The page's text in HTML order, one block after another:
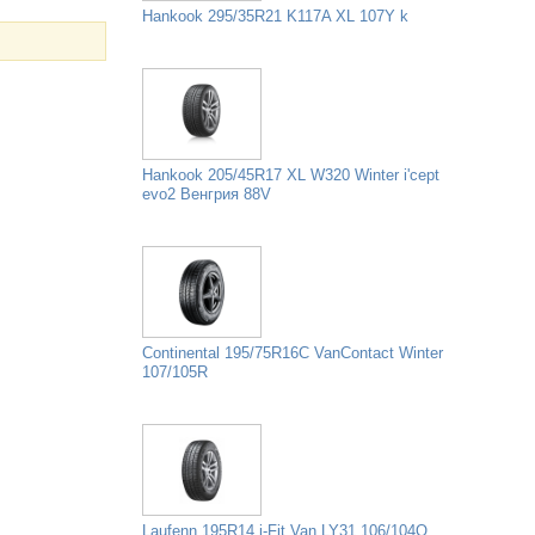
Hankook 295/35R21 K117A XL 107Y k
Hankook 205/45R17 XL W320 Winter i'cept
evo2 Венгрия 88V
Continental 195/75R16C VanContact Winter
107/105R